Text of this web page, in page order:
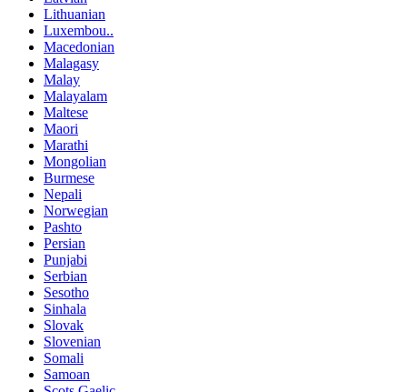
Lithuanian
Luxembou..
Macedonian
Malagasy
Malay
Malayalam
Maltese
Maori
Marathi
Mongolian
Burmese
Nepali
Norwegian
Pashto
Persian
Punjabi
Serbian
Sesotho
Sinhala
Slovak
Slovenian
Somali
Samoan